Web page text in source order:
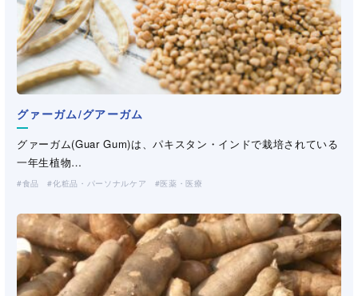
グァーガム/グアーガム
グァーガム(Guar Gum)は、パキスタン・インドで栽培されている
一年生植物…
食品 化粧品・パーソナルケア 医薬・医療
ナルテックス
Naltex/ナルテックスは、逆回転する2つのダイから糸状の樹脂を
押出し、立体的…
産業資材（不織布・プラスチックネット）
セルロース変性品
セルロースを部分的に変性した水溶性高分子です。CMC（カルボ
キシメチル…
土木・建材 製紙
精製カラギナン/カラギーナン
食品 化粧品・パーソナルケア 医薬・医療 工業用途（洗浄剤・塗料・農薬）
セルロース変性品
セルロースを部分的に変性した水溶性高分子です。CMC（カルボ
キシメチル…
土木・建材 製紙
デンプン
食品 化粧品・パーソナルケア 医薬・医療 土木・建材 製紙
ポリエステル繊維
株式会社クラレのポリエステル繊維、ポリエステル系複合繊維を
お取扱いしております。